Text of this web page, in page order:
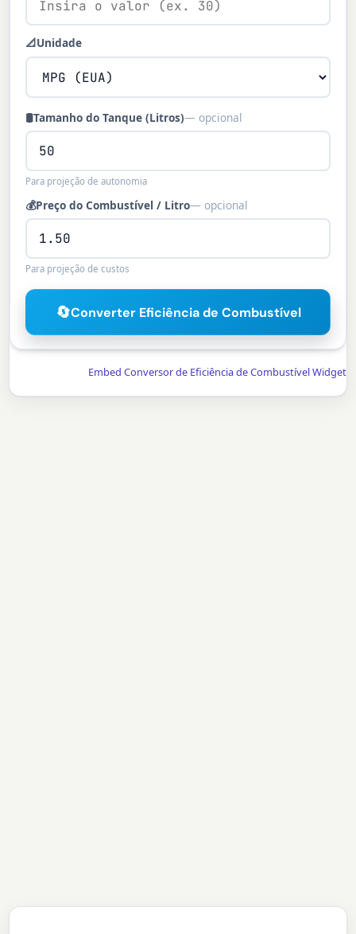
📐Unidade
🛢️Tamanho do Tanque (Litros)— opcional
Para projeção de autonomia
💰Preço do Combustível / Litro— opcional
Para projeção de custos
🔄Converter Eficiência de Combustível
Embed Conversor de Eficiência de Combustível Widget